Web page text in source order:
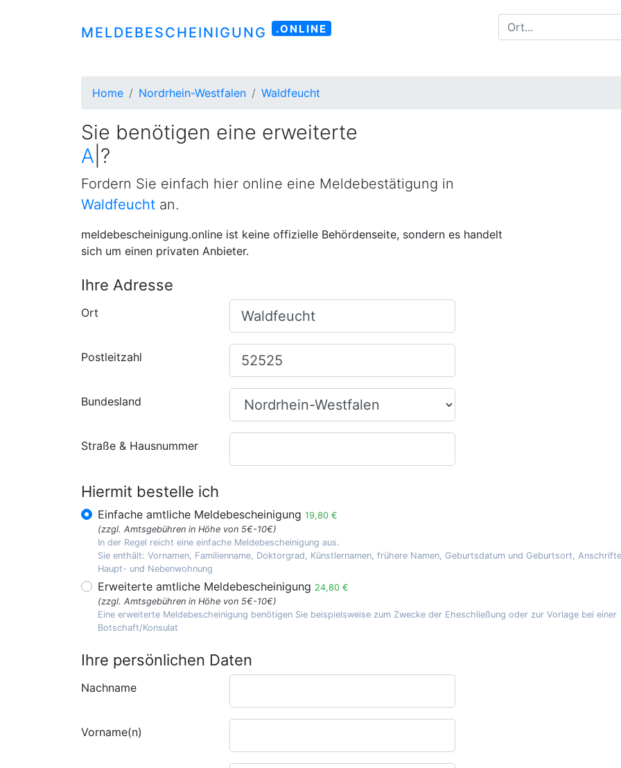
MELDEBESCHEINIGUNG .ONLINE
Home Nordrhein-Westfalen Waldfeucht
Sie benötigen eine erweiterte
Anmeldebestäti
Fordern Sie einfach hier online eine Meldebestätigung in
Waldfeucht an.
meldebescheinigung.online ist keine offizielle Behördenseite, sondern es handelt
sich um einen privaten Anbieter.
Ihre Adresse
Ort
Postleitzahl
Bundesland
Straße & Hausnummer
Hiermit bestelle ich
Einfache amtliche Meldebescheinigung 19,80 €
(zzgl. Amtsgebühren in Höhe von 5€-10€)
In der Regel reicht eine einfache Meldebescheinigung aus.
Sie enthält: Vornamen, Familienname, Doktorgrad, Künstlernamen, frühere Namen, Geburtsdatum und Geburtsort,
Haupt- und Nebenwohnung
Erweiterte amtliche Meldebescheinigung 24,80 €
(zzgl. Amtsgebühren in Höhe von 5€-10€)
Eine erweiterte Meldebescheinigung benötigen Sie beispielsweise zum Zwecke der Eheschließung oder zur Vorlage bei einer
Botschaft/Konsulat
Ihre persönlichen Daten
Nachname
Vorname(n)